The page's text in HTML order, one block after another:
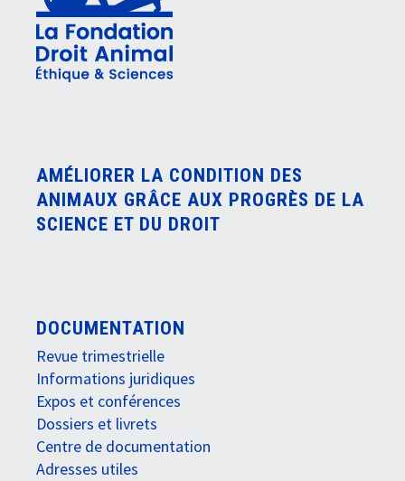
AMÉLIORER LA CONDITION DES
ANIMAUX GRÂCE AUX PROGRÈS DE LA
SCIENCE ET DU DROIT
DOCUMENTATION
Revue trimestrielle
Informations juridiques
Expos et conférences
Dossiers et livrets
Centre de documentation
Adresses utiles